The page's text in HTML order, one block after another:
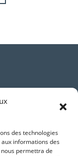
des technologies
informations des
permettra de